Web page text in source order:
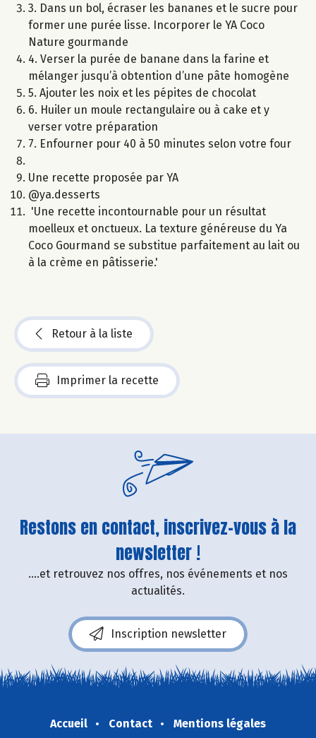
3. Dans un bol, écraser les bananes et le sucre pour
former une purée lisse. Incorporer le YA Coco
Nature gourmande
4. Verser la purée de banane dans la farine et
mélanger jusqu’à obtention d’une pâte homogène
5. Ajouter les noix et les pépites de chocolat
6. Huiler un moule rectangulaire ou à cake et y
verser votre préparation
7. Enfourner pour 40 à 50 minutes selon votre four
Une recette proposée par YA
@ya.desserts
'Une recette incontournable pour un résultat
moelleux et onctueux. La texture généreuse du Ya
Coco Gourmand se substitue parfaitement au lait ou
à la crème en pâtisserie.'
Retour à la liste
Imprimer la recette
Restons en contact, inscrivez-vous à la
newsletter !
....et retrouvez nos offres, nos événements et nos
actualités.
Inscription newsletter
Accueil Contact
Mentions légales